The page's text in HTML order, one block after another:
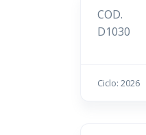
COD.
D1030
Ciclo: 2026